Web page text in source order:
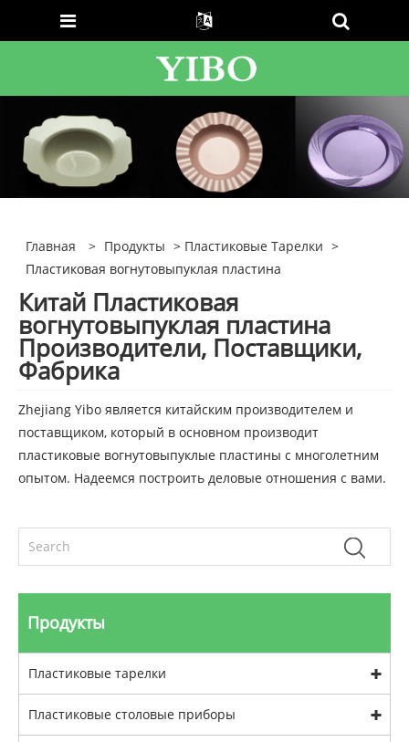
Главная > Продукты > Пластиковые Тарелки >
Пластиковая вогнутовыпуклая пластина
Китай Пластиковая
вогнутовыпуклая пластина
Производители, Поставщики,
Фабрика
Zhejiang Yibo является китайским производителем и
поставщиком, который в основном производит
пластиковые вогнутовыпуклые пластины с многолетним
опытом. Надеемся построить деловые отношения с вами.
Продукты
Пластиковые тарелки
Пластиковые столовые приборы